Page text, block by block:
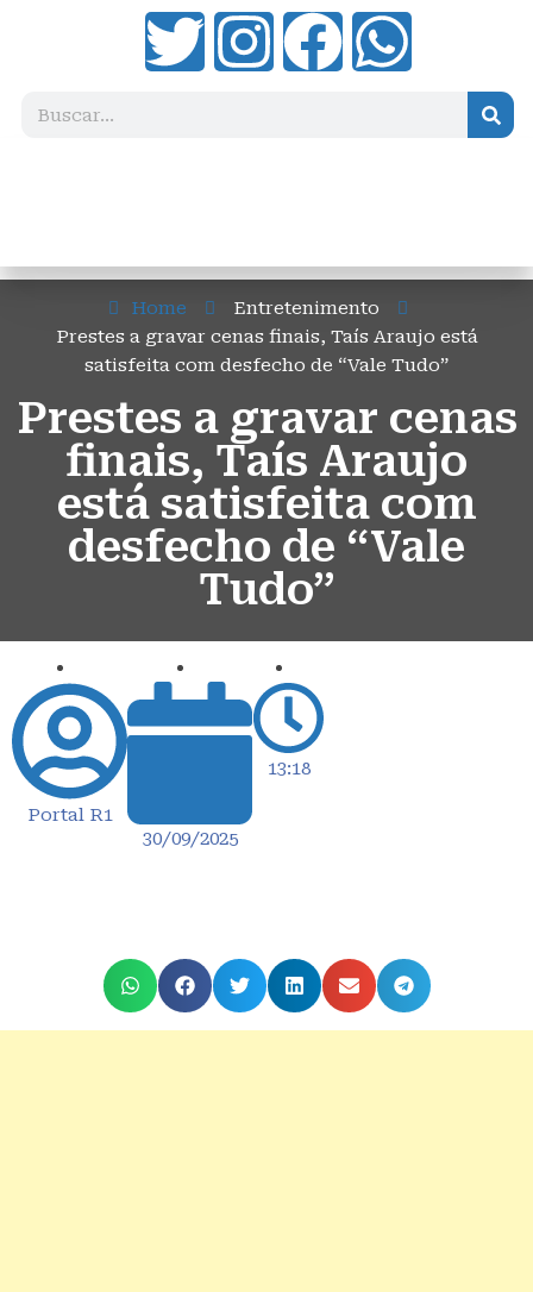
Home
Entretenimento
Prestes a gravar cenas finais, Taís Araujo está
satisfeita com desfecho de “Vale Tudo”
Prestes a gravar cenas
finais, Taís Araujo
está satisfeita com
desfecho de “Vale
Tudo”
Portal R1
30/09/2025
13:18